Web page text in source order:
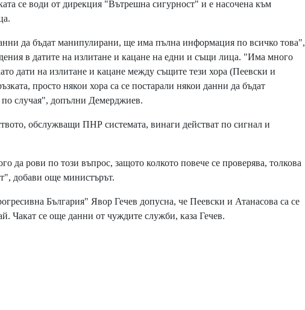
се води от дирекция "Вътрешна сигурност" и е насочена към
да бъдат манипулирани, ще има пълна информация по всичко това",
в датите на излитане и кацане на едни и същи лица. "Има много
дати на излитане и кацане между същите тези хора (Пеевски и
просто някои хора са се постарали някои данни да бъдат
случая", допълни Демерджиев.
обслужващи ПНР системата, винаги действат по сигнал и
да рови по този въпрос, защото колкото повече се проверява, толкова
добави още министърът.
България" Явор Гечев допусна, че Пеевски и Атанасова са се
Чакат се още данни от чуждите служби, каза Гечев.